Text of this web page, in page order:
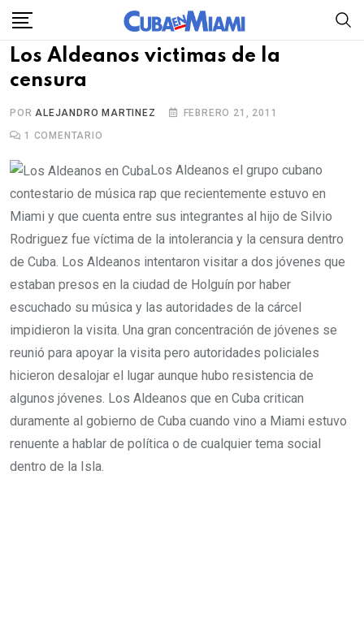
Skip
content
Los Aldeanos victimas de la
censura
PORALEJANDRO MARTINEZ
FEBRERO 21, 2011
1
COMENTARIO
Los Aldeanos el grupo cubano
contestario de música rap que recientemente estuvo en
Miami y que cuenta entre sus integrantes al hijo de Silvio
Rodriguez fue víctima de la intolerancia y la censura dentro
de Cuba. Los Aldeanos intentaron visitar a dos jóvenes que
estaban presos en la ciudad de Holguín por haber
escuchado su música y las autoridades de la cárcel
impidieron la visita. Una gran concentración de jóvenes se
reunió para apoyar la visita pero autoridades policiales
hicieron desalojar el lugar aunque hubo resistencia de
algunos jóvenes. Los Aldeanos que en Cuba critican
duramente al gobierno de Cuba cuando vino a Miami estuvo
renuente a hablar de política o de cualquier tema social
dentro de la Isla.